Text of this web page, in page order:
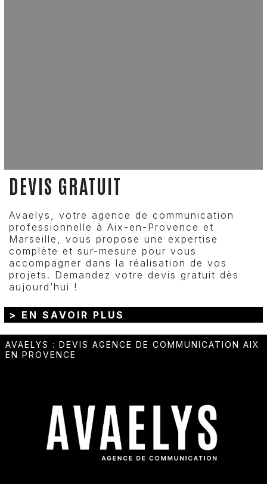
DEVIS GRATUIT
Avaelys, votre agence de communication
professionnelle à Aix-en-Provence et
Marseille, vous propose une expertise
complète et sur-mesure pour vous
accompagner dans la réalisation de vos
projets. Demandez votre devis gratuit dès
aujourd’hui !
> EN SAVOIR PLUS
AVAELYS : DEVIS AGENCE DE COMMUNICATION AIX
EN PROVENCE